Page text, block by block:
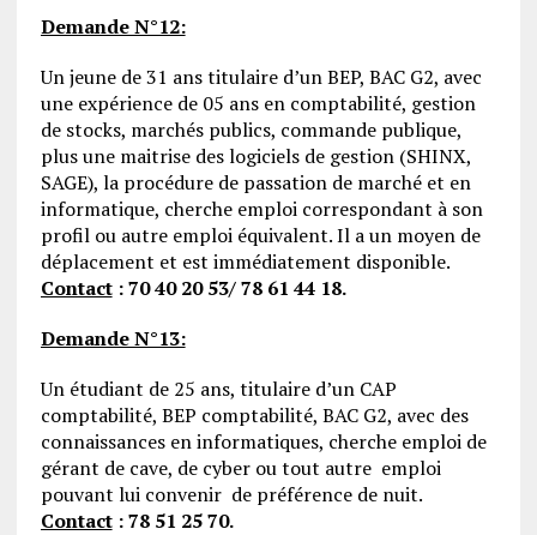
Demande N°12:
Un jeune de 31 ans titulaire d’un BEP, BAC G2, avec
une expérience de 05 ans en comptabilité, gestion
de stocks, marchés publics, commande publique,
plus une maitrise des logiciels de gestion (SHINX,
SAGE), la procédure de passation de marché et en
informatique, cherche emploi correspondant à son
profil ou autre emploi équivalent. Il a un moyen de
déplacement et est immédiatement disponible.
Contact: 70 40 20 53/ 78 61 44 18.
Demande N°13:
Un étudiant de 25 ans, titulaire d’un CAP
comptabilité, BEP comptabilité, BAC G2, avec des
connaissances en informatiques, cherche emploi de
gérant de cave, de cyber ou tout autre emploi
pouvant lui convenir de préférence de nuit.
Contact: 78 51 25 70.